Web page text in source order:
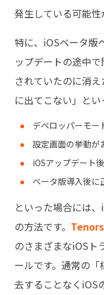
発生している可能性
特に、iOSベータ版
ップデートの途中
されていたのに消
に出てこない」とい
デベロッパーモー
設定画面の挙動が
iOSアップデート
ベータ版導入後に
といった場合には
の方法です。
のさまざまなiOSト
ールです。通常の
去することなくiOS